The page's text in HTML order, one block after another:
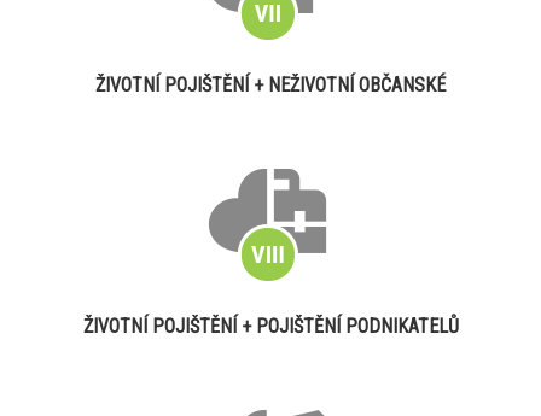
ŽIVOTNÍ POJIŠTĚNÍ + NEŽIVOTNÍ OBČANSKÉ
ŽIVOTNÍ POJIŠTĚNÍ + POJIŠTĚNÍ PODNIKATELŮ